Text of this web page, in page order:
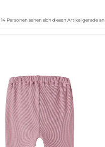
14 Personen sehen sich diesen Artikel gerade an